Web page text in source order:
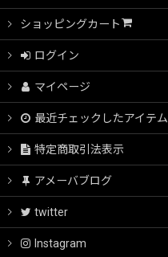
ショッピングカート
ログイン
マイページ
最近チェックしたアイテム
特定商取引法表示
アメーバブログ
twitter
Instagram